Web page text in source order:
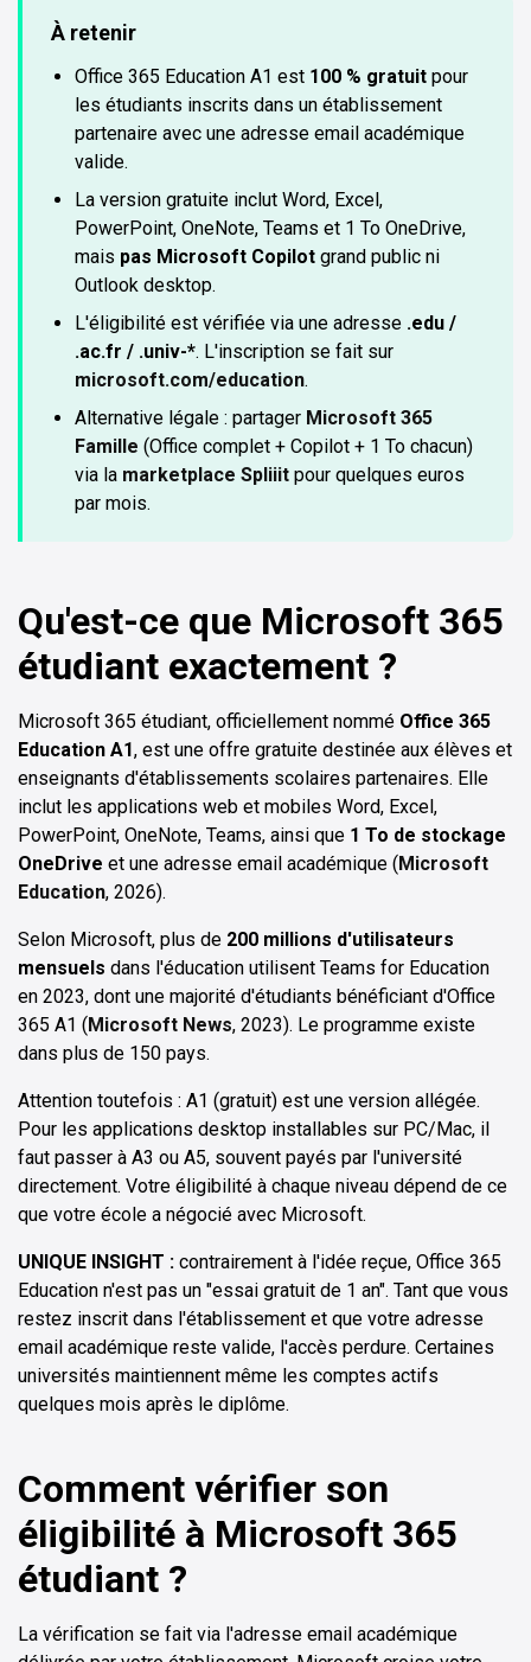
À retenir
Office 365 Education A1 est 100 % gratuit pour
les étudiants inscrits dans un établissement
partenaire avec une adresse email académique
valide.
La version gratuite inclut Word, Excel,
PowerPoint, OneNote, Teams et 1 To OneDrive,
mais pas Microsoft Copilot grand public ni
Outlook desktop.
L'éligibilité est vérifiée via une adresse .edu /
.ac.fr / .univ-*. L'inscription se fait sur
microsoft.com/education.
Alternative légale : partager Microsoft 365
Famille (Office complet + Copilot + 1 To chacun)
via la marketplace Spliiit pour quelques euros
par mois.
Qu'est-ce que Microsoft 365
étudiant exactement ?
Microsoft 365 étudiant, officiellement nommé Office 365
Education A1, est une offre gratuite destinée aux élèves et
enseignants d'établissements scolaires partenaires. Elle
inclut les applications web et mobiles Word, Excel,
PowerPoint, OneNote, Teams, ainsi que 1 To de stockage
OneDrive et une adresse email académique (Microsoft
Education, 2026).
Selon Microsoft, plus de 200 millions d'utilisateurs
mensuels dans l'éducation utilisent Teams for Education
en 2023, dont une majorité d'étudiants bénéficiant d'Office
365 A1 (Microsoft News, 2023). Le programme existe
dans plus de 150 pays.
Attention toutefois : A1 (gratuit) est une version allégée.
Pour les applications desktop installables sur PC/Mac, il
faut passer à A3 ou A5, souvent payés par l'université
directement. Votre éligibilité à chaque niveau dépend de ce
que votre école a négocié avec Microsoft.
UNIQUE INSIGHT : contrairement à l'idée reçue, Office 365
Education n'est pas un "essai gratuit de 1 an". Tant que vous
restez inscrit dans l'établissement et que votre adresse
email académique reste valide, l'accès perdure. Certaines
universités maintiennent même les comptes actifs
quelques mois après le diplôme.
Comment vérifier son
éligibilité à Microsoft 365
étudiant ?
La vérification se fait via l'adresse email académique